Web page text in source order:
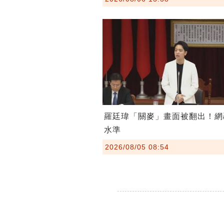
羅廷瑋「關麥」畫面被翻出！
水準
2026/08/05 08:54